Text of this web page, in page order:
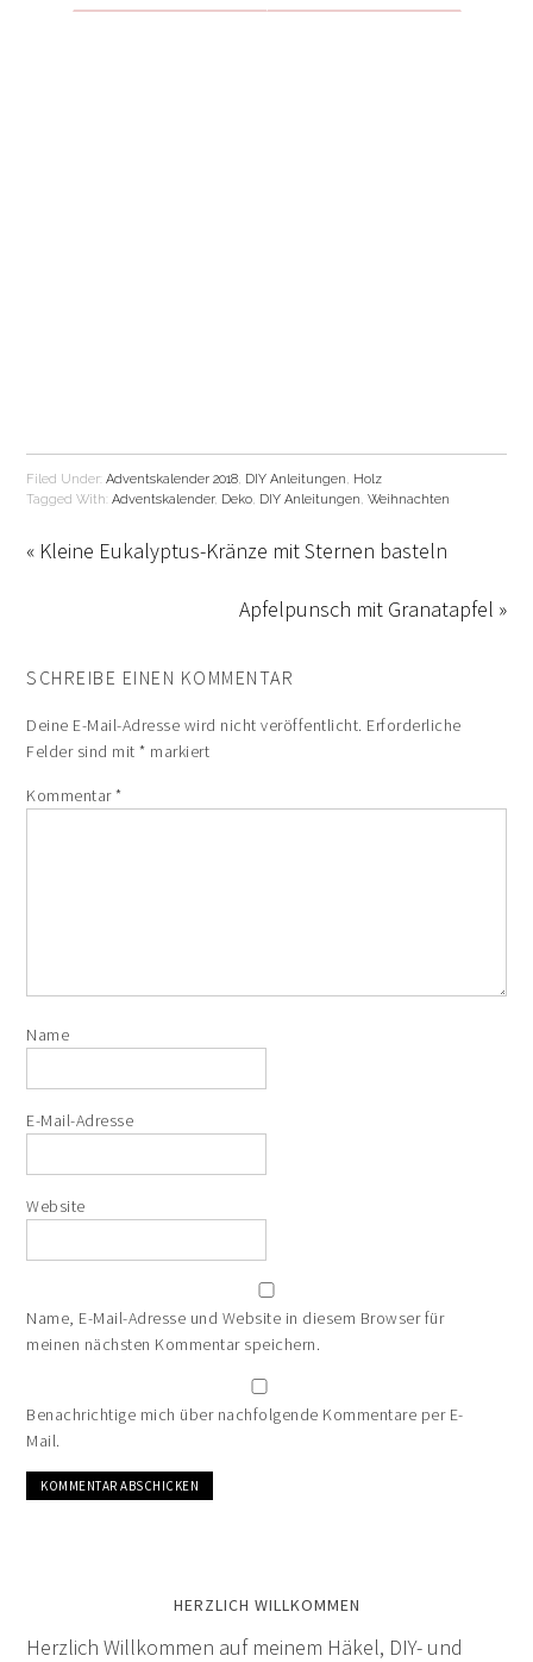
Filed Under:Adventskalender 2018, DIY Anleitungen, Holz
Tagged With:Adventskalender, Deko, DIY Anleitungen,Weihnachten
« Kleine Eukalyptus-Kränze mit Sternen basteln
Apfelpunsch mit Granatapfel »
SCHREIBE EINEN KOMMENTAR
Deine E-Mail-Adresse wird nicht veröffentlicht. Erforderliche
Felder sind mit* markiert
Kommentar*
Name
E-Mail-Adresse
Website
Name, E-Mail-Adresse und Website in diesem Browser für
meinen nächsten Kommentar speichern.
Benachrichtige mich über nachfolgende Kommentare per E-
Mail.
HERZLICH WILLKOMMEN
Herzlich Willkommen auf meinem Häkel, DIY- und